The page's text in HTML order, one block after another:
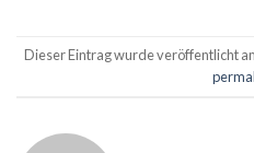
Dieser Eintrag wurde veröffentlicht